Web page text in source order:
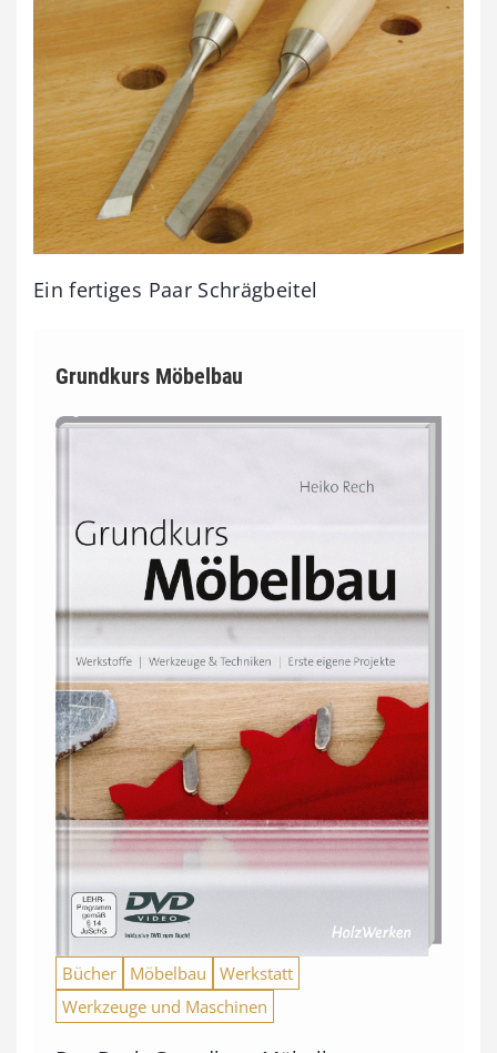
Ein fertiges Paar Schrägbeitel
Grundkurs Möbelbau
Bücher Möbelbau
Werkstatt
Werkzeuge und Maschinen